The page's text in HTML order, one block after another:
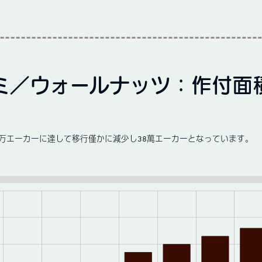
／ウォールナッツ：作付面
ーカーに達して移行僅かに減少し38萬エーカーとなっています。